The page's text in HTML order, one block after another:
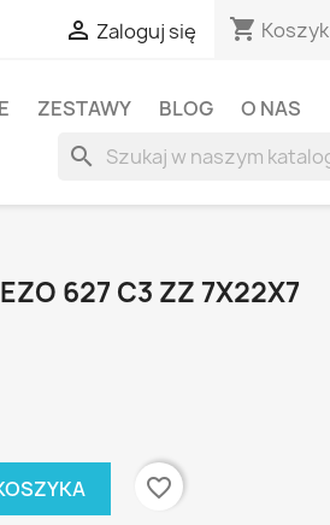
 Zaloguj się shopping_cart Koszyk
ZESTAWY BLOG O NAS
search
627 C3 ZZ 7X22X7
favorite_border